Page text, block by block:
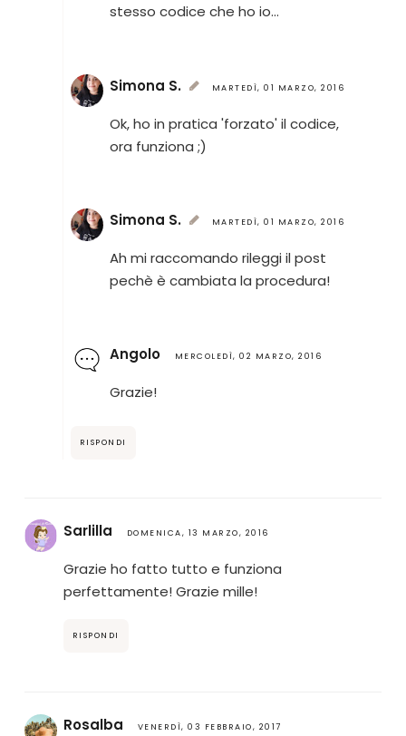
stesso codice che ho io...
Simona S. MARTEDÌ, 01 MARZO, 2016
Ok, ho in pratica 'forzato' il codice,
ora funziona ;)
Simona S. MARTEDÌ, 01 MARZO, 2016
Ah mi raccomando rileggi il post
pechè è cambiata la procedura!
Angolo MERCOLEDÌ, 02 MARZO, 2016
Grazie!
RISPONDI
Sarlilla DOMENICA, 13 MARZO, 2016
Grazie ho fatto tutto e funziona
perfettamente! Grazie mille!
RISPONDI
Rosalba VENERDÌ, 03 FEBBRAIO, 2017